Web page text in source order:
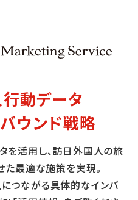
動データ
ウンド戦略
を活用し、訪日外国人の旅
た最適な施策を実現。
つながる具体的なインバ